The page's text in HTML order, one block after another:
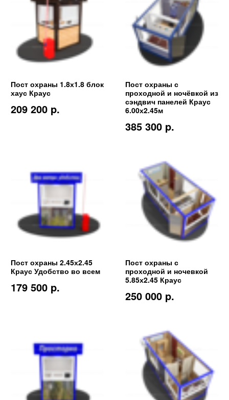
Пост охраны 1.8х1.8 блок
хаус Краус
209 200 p.
Пост охраны с
проходной и ночёвкой из
сэндвич панелей Краус
6.00х2.45м
385 300 p.
Пост охраны 2.45х2.45
Краус Удобство во всем
179 500 p.
Пост охраны с
проходной и ночевкой
5.85х2.45 Краус
250 000 p.